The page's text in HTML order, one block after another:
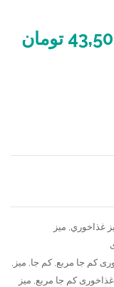
تومان
غذاخوري میز
کم جا مربع ,کم جا میز
غذاخوری کم جا مربع میز